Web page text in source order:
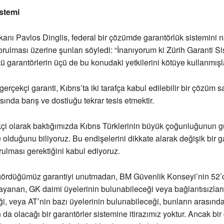
Pavlos Dinglis, federal bir çözümde garantörlük sistemini
üzerine şunları söyledi: “İnanıyorum ki Zürih Garanti
garantörlerin üçü de bu konudaki yetkilerini kötüye
garanti, Kıbrıs’ta iki tarafça kabul edilebilir bir çözüm
barış ve dostluğu tekrar tesis etmektir.
olarak baktığımızda Kıbrıs Türklerinin büyük çoğunluğunun
olduğunu biliyoruz. Bu endişelerini dikkate alarak değişik bir
gerektiğini kabul ediyoruz.
garantiyi unutmadan, BM Güvenlik Konseyi’nin
GK daimi üyelerinin bulunabileceği veya
veya AT’nin bazı üyelerinin bulunabileceği, bunların
da olacağı bir garantörler sistemine itirazımız yoktur. Ancak